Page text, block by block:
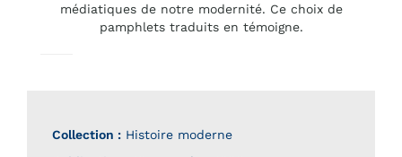
médiatiques de notre modernité. Ce choix de
pamphlets traduits en témoigne.
Collection : Histoire moderne